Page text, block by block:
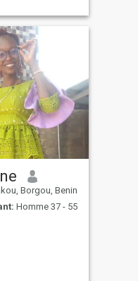
Borgou, Benin
Homme 37 - 55